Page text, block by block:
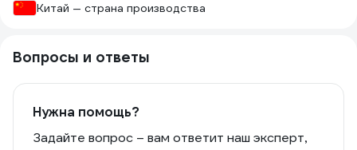
Китай — страна производства
Вопросы и ответы
Нужна помощь?
Задайте вопрос – вам ответит наш эксперт,